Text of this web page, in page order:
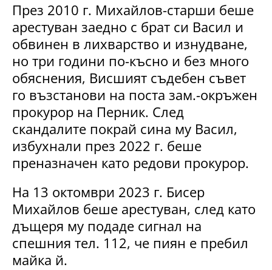
През 2010 г. Михайлов-старши беше
арестуван заедно с брат си Васил и
обвинен в лихварство и изнудване,
но три години по-късно и без много
обяснения, Висшият съдебен съвет
го възстанови на поста зам.-окръжен
прокурор на Перник. След
скандалите покрай сина му Васил,
избухнали през 2022 г. беше
преназначен като редови прокурор.
На 13 октомври 2023 г. Бисер
Михайлов беше арестуван, след като
дъщеря му подаде сигнал на
спешния тел. 112, че пиян е пребил
майка й.